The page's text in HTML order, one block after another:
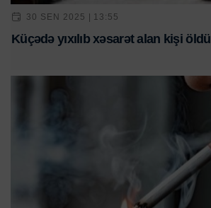
30 SEN 2025 | 13:55
Küçədə yıxılıb xəsarət alan kişi öldü